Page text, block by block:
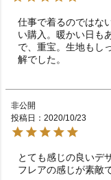
仕事で着るのではな
い購入。暖かい日も
で、重宝。生地もし
解でした。
非公開
投稿日
2020/10/23
とても感じの良いデ
フレアの感じが素敵